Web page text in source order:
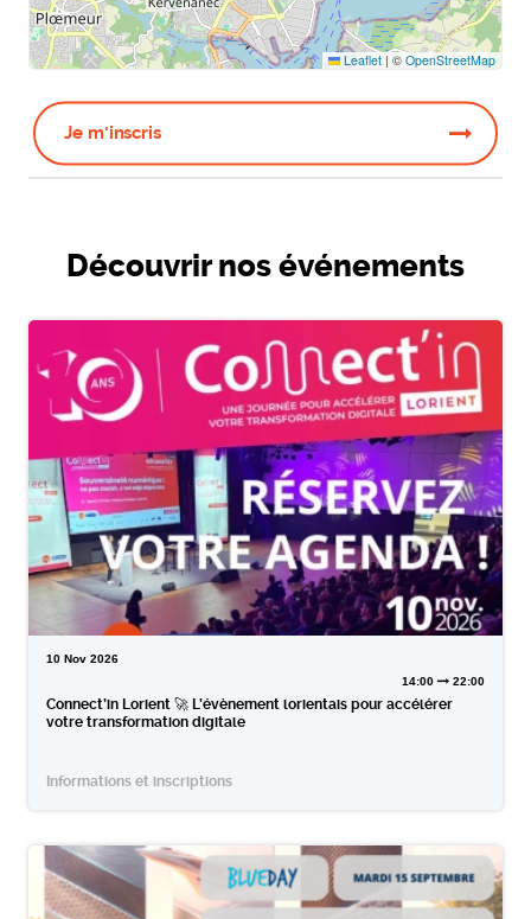
Leaflet | ©OpenStreetMap
Je m'inscris
Découvrir nos événements
10 Nov 2026
14:00
22:00
Connect’in Lorient 🚀 L’évènement lorientais pour accélérer
votre transformation digitale
Informations et inscriptions